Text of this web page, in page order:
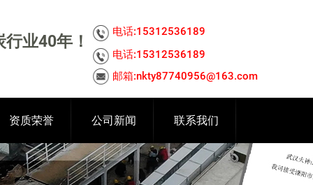
业40年！
电话:15312536189
电话:15312536189
邮箱:nkty87740956@163.com
资质荣誉 公司新闻 联系我们